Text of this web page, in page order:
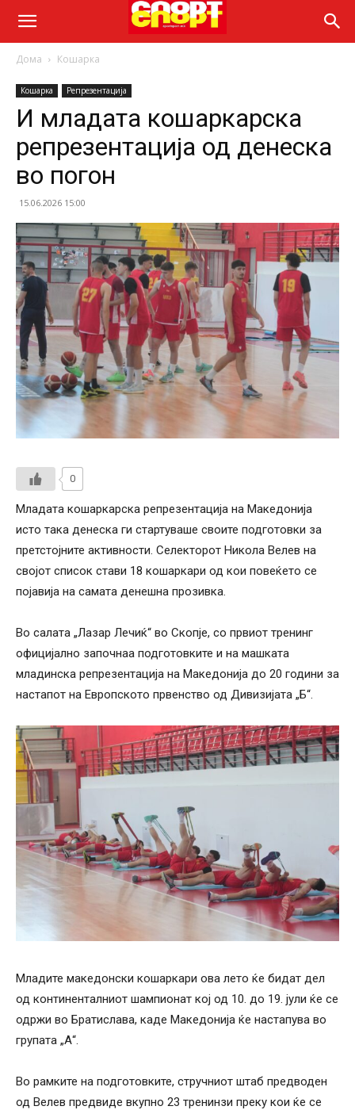
Дома Кошарка
Кошарка Репрезентација
И младата кошаркарска
репрезентација од денеска
во погон
15.06.2026 15:00
0
Младата кошаркарска репрезентација на Македонија
исто така денеска ги стартуваше своите подготовки за
претстојните активности. Селекторот Никола Велев на
својот список стави 18 кошаркари од кои повеќето се
појавија на самата денешна прозивка.
Во салата „Лазар Лечиќ“ во Скопје, со првиот тренинг
официјално започнаа подготовките и на машката
младинска репрезентација на Македонија до 20 години за
настапот на Европското првенство од Дивизијата „Б“.
Младите македонски кошаркари ова лето ќе бидат дел
од континенталниот шампионат кој од 10. до 19. јули ќе се
одржи во Братислава, каде Македонија ќе настапува во
групата „А“.
Во рамките на подготовките, стручниот штаб предводен
од Велев предвиде вкупно 23 тренинзи преку кои ќе се